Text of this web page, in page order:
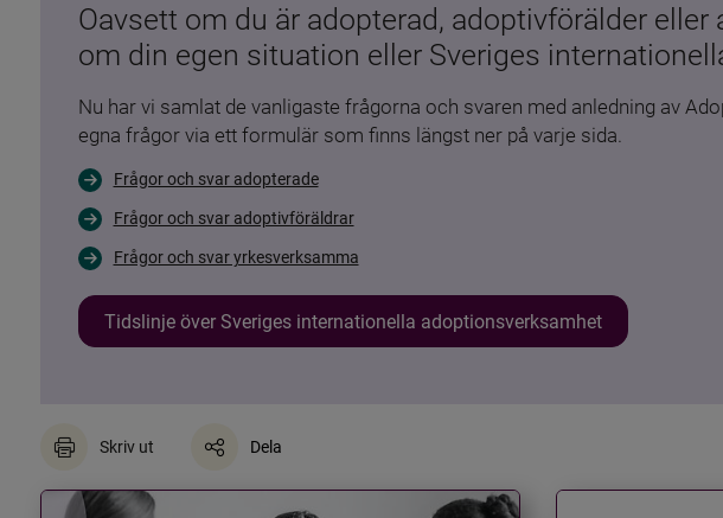
Oavsett om du är adopterad, adoptivförälder
om din egen situation eller Sveriges
Nu har vi samlat de vanligaste frågorna och svaren med anledning av
egna frågor via ett formulär som finns längst ner på varje sida.
Frågor och svar adopterade
Frågor och svar adoptivföräldrar
Frågor och svar yrkesverksamma
Tidslinje över Sveriges internationella adoptionsverksamhet
Skriv ut Dela